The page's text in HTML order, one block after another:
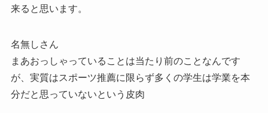
来ると思います。
名無しさん
まあおっしゃっていることは当たり前のことなんです
が、実質はスポーツ推薦に限らず多くの学生は学業を本
分だと思っていないという皮肉